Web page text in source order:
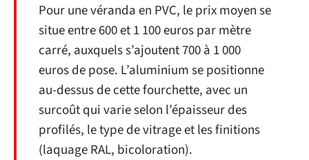
Pour une véranda en PVC, le prix moyen se
situe entre 600 et 1 100 euros par mètre
carré, auxquels s’ajoutent 700 à 1 000
euros de pose. L’aluminium se positionne
au-dessus de cette fourchette, avec un
surcoût qui varie selon l’épaisseur des
profilés, le type de vitrage et les finitions
(laquage RAL, bicoloration).